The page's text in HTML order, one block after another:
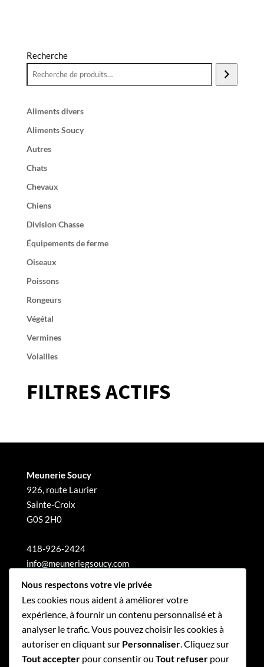
Recherche
Aliments divers
Aliments Soucy
Autres
Chats
Chevaux
Chiens
Division Chasse
Équipements de ferme
Oiseaux
Poissons
Rongeurs
Végétal
Vermines
Volailles
FILTRES ACTIFS
Meunerie Soucy
926, route Laurier
Sainte-Croix
G0S 2H0
418-926-2424
info@meuneriegsoucy.com
Nous respectons votre vie privée
Les cookies nous aident à améliorer votre
expérience, à fournir un contenu personnalisé et à
analyser le trafic. Vous pouvez choisir les cookies à
autoriser en cliquant sur Personnaliser . Cliquez sur
Tout accepter pour consentir ou Tout refuser pour